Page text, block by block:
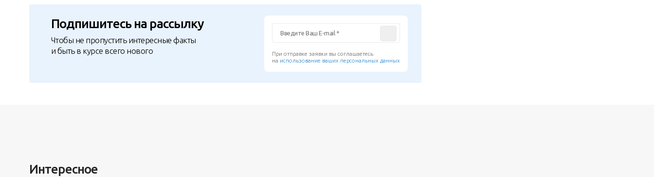
Подпишитесь на рассылку
Чтобы не пропустить интересные факты
и быть в курсе всего нового
При отправке заявки вы соглашаетесь
на использование ваших персональных данных
Интересное